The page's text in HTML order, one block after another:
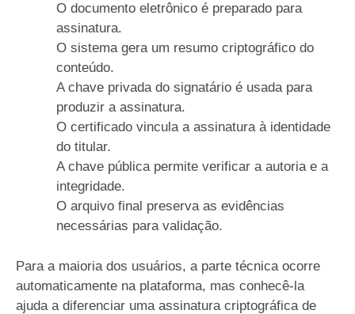
O documento eletrônico é preparado para
assinatura.
O sistema gera um resumo criptográfico do
conteúdo.
A chave privada do signatário é usada para
produzir a assinatura.
O certificado vincula a assinatura à identidade
do titular.
A chave pública permite verificar a autoria e a
integridade.
O arquivo final preserva as evidências
necessárias para validação.
Para a maioria dos usuários, a parte técnica ocorre
automaticamente na plataforma, mas conhecê-la
ajuda a diferenciar uma assinatura criptográfica de